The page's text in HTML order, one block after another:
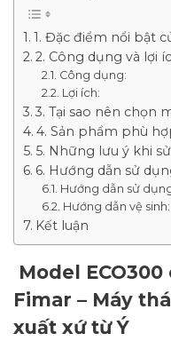
1. Đặc điểm nổi bật
2. Công dụng và lợi
Công dụng:
Lợi ích:
3. Tại sao nên chọn
4. Sản phẩm phù
5. Những lưu ý khi
6. Hướng dẫn sử
Hướng dẫn sử
Hướng dẫn vệ sinh:
Kết luận
Model
Fimar – Máy
xuất xứ từ Ý